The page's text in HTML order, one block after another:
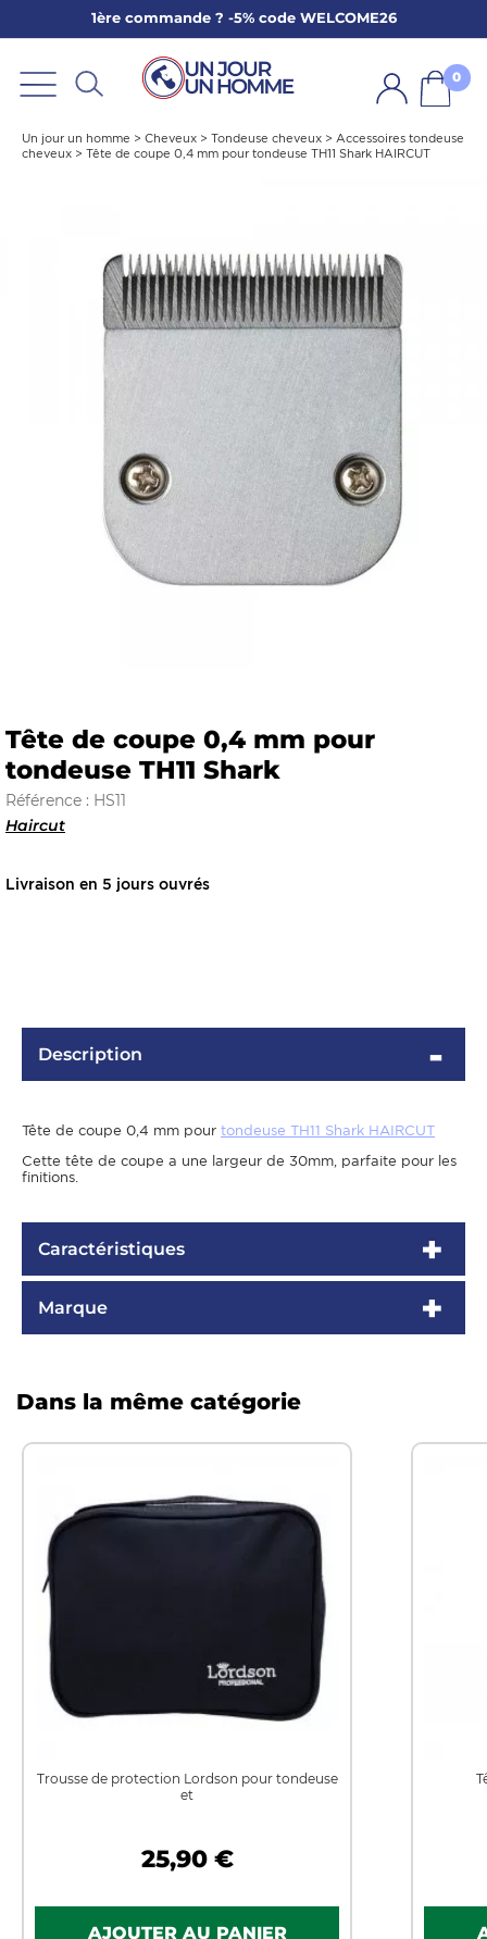
1ère commande ? -5% code WELCOME26
0
LA BARBE
Un jour un homme > Cheveux > Tondeuse cheveux > Accessoires tondeuse
cheveux > Tête de coupe 0,4 mm pour tondeuse TH11 Shark HAIRCUT
Tête de coupe 0,4 mm pour
tondeuse TH11 Shark
Référence : HS11
Haircut
Livraison en 5 jours ouvrés
Description
Tête de coupe 0,4 mm pour tondeuse TH11 Shark HAIRCUT
Cette tête de coupe a une largeur de 30mm, parfaite pour les
finitions.
Caractéristiques
Marque
Dans la même catégorie
Trousse de protection Lordson pour tondeuse
et
25,90 €